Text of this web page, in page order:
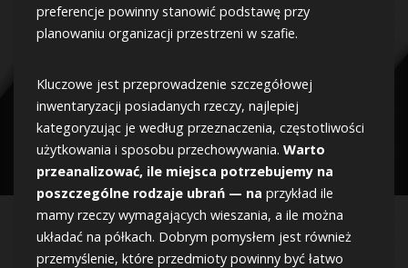
preferencje powinny stanowić podstawę przy
planowaniu organizacji przestrzeni w szafie.
Kluczowe jest przeprowadzenie szczegółowej
inwentaryzacji posiadanych rzeczy, najlepiej
kategoryzując je według przeznaczenia, częstotliwości
użytkowania i sposobu przechowywania. Warto
przeanalizować, ile miejsca potrzebujemy na
poszczególne rodzaje ubrań — na przykład ile
mamy rzeczy wymagających wieszania, a ile można
układać na półkach. Dobrym pomysłem jest również
przemyślenie, które przedmioty powinny być łatwo